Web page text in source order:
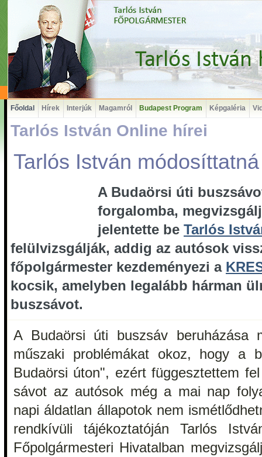
Főoldal Hírek Interjúk Magamról Budapest Program Képgaléria
Tarlós István Online hírei
Tarlós István
A Budaörsi úti
forgalomba,
jelentette be Tarlós
felülvizsgálják, addig az autósok
főpolgármester kezdeményezi a
kocsik, amelyben legalább hárman
buszsávot.
A Budaörsi úti buszsáv beruházása
műszaki problémákat okoz, hogy a
Budaörsi úton", ezért függesztettem
sávot az autósok még a mai nap
napi áldatlan állapotok nem
rendkívüli tájékoztatóján Tarlós
Főpolgármesteri Hivatalban